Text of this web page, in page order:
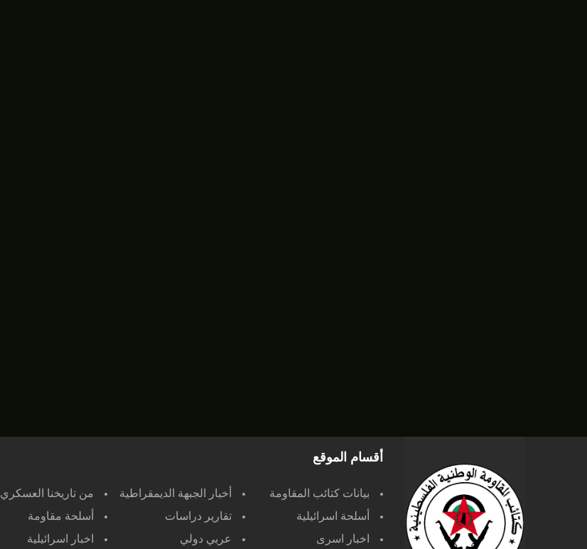
أقسام الموقع
بيانات كتائب المقاومة أخبار الجبهة الديمقراطية من تاريخنا العسكري
أسلحة اسرائيلية
تقارير دراسات أسلحة مقاومة
اخبار اسرى
عربي دولي اخبار اسرائيلية